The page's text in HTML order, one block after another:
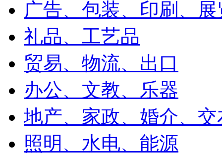
广告、包装、印刷、展
礼品、工艺品
贸易、物流、出口
办公、文教、乐器
地产、家政、婚介、交
照明、水电、能源